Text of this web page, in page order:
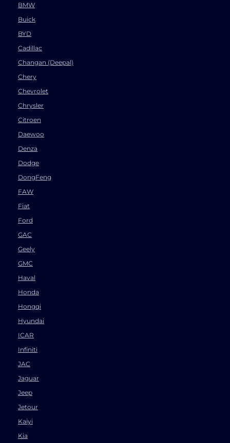
BMW
Buick
BYD
Cadillac
Changan (Deepal)
Chery
Chevrolet
Chrysler
Citroen
Daewoo
Denza
Dodge
DongFeng
FAW
Fiat
Ford
GAC
Geely
GMC
Haval
Honda
Hongqi
Hyundai
ICAR
Infiniti
JAC
Jaguar
Jeep
Jetour
Kaiyi
Kia